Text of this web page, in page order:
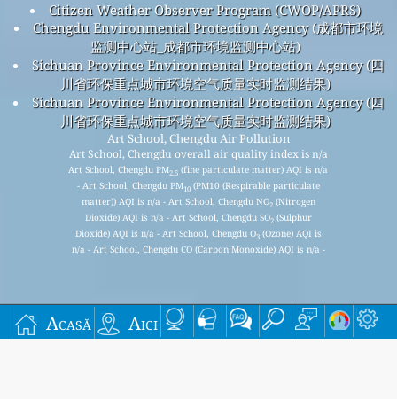
Acasă Aici
Citizen Weather Observer Program (CWOP/APRS)
Chengdu Environmental Protection Agency (成都市环境
监测中心站_成都市环境监测中心站)
Sichuan Province Environmental Protection Agency (四
川省环保重点城市环境空气质量实时监测结果)
Sichuan Province Environmental Protection Agency (四
川省环保重点城市环境空气质量实时监测结果)
Art School, Chengdu Air Pollution
Art School, Chengdu overall air quality index is n/a
Art School, Chengdu PM2.5 (fine particulate matter) AQI is n/a
- Art School, Chengdu PM10(PM10 (Respirable particulate
matter)) AQI is n/a - Art School, Chengdu NO2(Nitrogen
Dioxide) AQI is n/a - Art School, Chengdu SO2(Sulphur
Dioxide) AQI is n/a - Art School, Chengdu O3(Ozone) AQI is
n/a - Art School, Chengdu CO (Carbon Monoxide) AQI is n/a -
Înscrieți-vă pentru lista noastră de corespondență
lunară gratuită și primiți notificări când sunt disponibile